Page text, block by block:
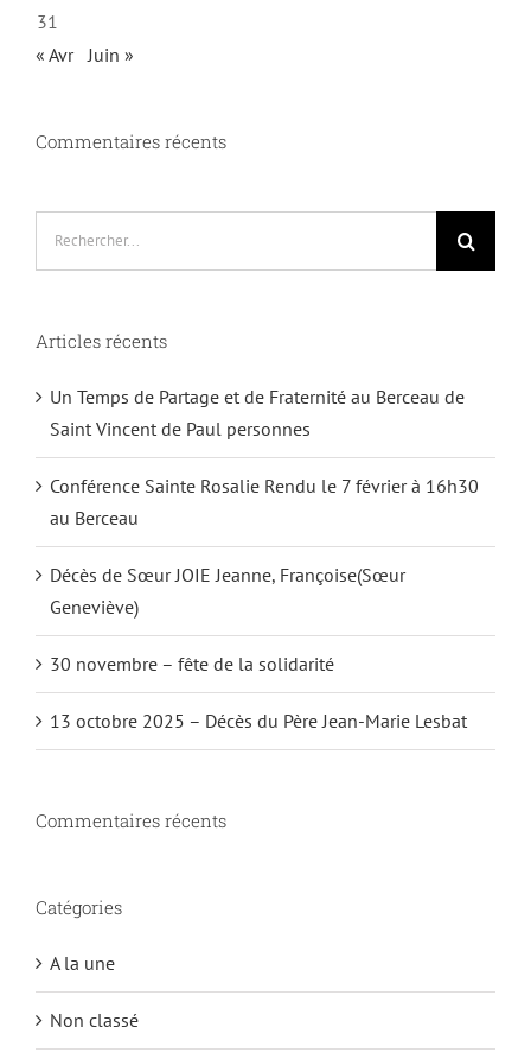
31
« Avr
Juin »
Commentaires récents
Articles récents
Un Temps de Partage et de Fraternité au Berceau de
Saint Vincent de Paul personnes
Conférence Sainte Rosalie Rendu le 7 février à 16h30
au Berceau
Décès de Sœur JOIE Jeanne, Françoise(Sœur
Geneviève)
30 novembre – fête de la solidarité
13 octobre 2025 – Décès du Père Jean-Marie Lesbat
Commentaires récents
Catégories
A la une
Non classé